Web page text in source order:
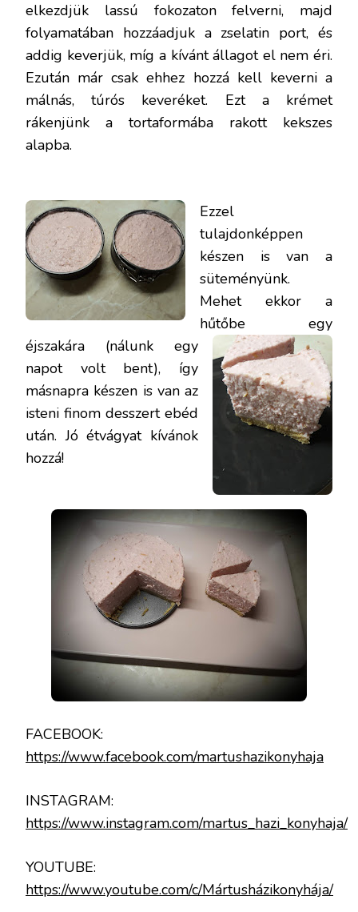
elkezdjük lassú fokozaton felverni, majd
folyamatában hozzáadjuk a zselatin port, és
addig keverjük, míg a kívánt állagot el nem éri.
Ezután már csak ehhez hozzá kell keverni a
málnás, túrós keveréket. Ezt a krémet
rákenjünk a tortaformába rakott kekszes
alapba.
Ezzel
tulajdonképpen
készen is van a
süteményünk.
Mehet ekkor a
hűtőbe egy
éjszakára (nálunk egy
napot volt bent), így
másnapra készen is van az
isteni finom desszert ebéd
után. Jó étvágyat kívánok
hozzá!
FACEBOOK:
https://www.facebook.com/martushazikonyhaja
INSTAGRAM:
https://www.instagram.com/martus_hazi_konyhaja/
YOUTUBE:
https://www.youtube.com/c/Mártusházikonyhája/